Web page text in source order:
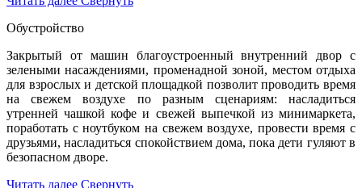
Обустройство
Закрытый от машин благоустроенный внутренний двор с
зелеными насаждениями, променадной зоной, местом отдыха
для взрослых и детской площадкой позволит проводить время
на свежем воздухе по разным сценариям: насладиться
утренней чашкой кофе и свежей выпечкой из минимаркета,
поработать с ноутбуком на свежем воздухе, провести время с
друзьями, насладиться спокойствием дома, пока дети гуляют в
безопасном дворе.
Читать далее Свернуть